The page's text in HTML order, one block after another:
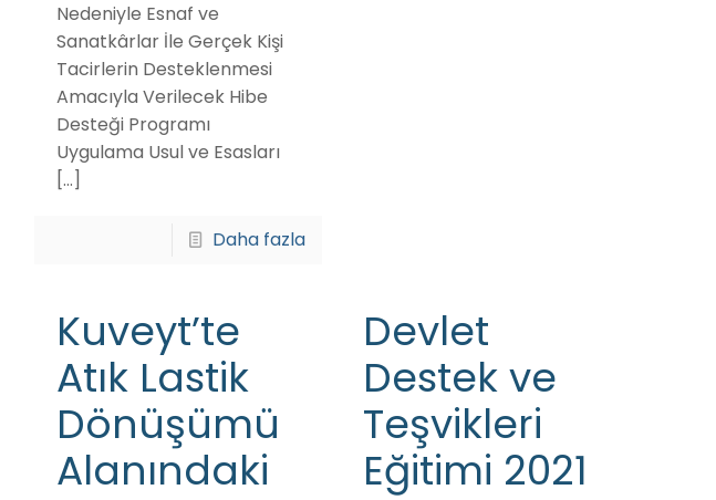
Nedeniyle Esnaf ve
Sanatkârlar İle Gerçek Kişi
Tacirlerin Desteklenmesi
Amacıyla Verilecek Hibe
Desteği Programı
Uygulama Usul ve Esasları
[…]
Daha fazla
Kuveyt’te
Atık Lastik
Dönüşümü
Alanındaki
Devlet
Destek ve
Teşvikleri
Eğitimi 2021